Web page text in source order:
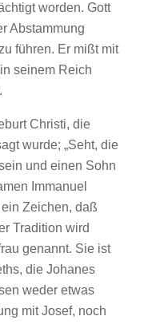
worden. Gott
Abstammung
führen. Er mißt mit
seinem Reich
Christi, die
wurde; „Seht, die
und einen Sohn
Immanuel
Zeichen, daß
Tradition wird
genannt. Sie ist
die Johanes
weder etwas
mit Josef, noch